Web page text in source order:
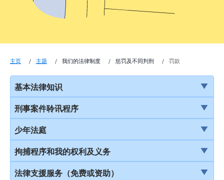
主页 主题 我们的法律制度 惩罚及不同判刑 罚款
基本法律知识
法治
香港法律来源
刑事诉讼及民事诉讼
事务律师与大律师
刑事案件聆讯程序
刑事案件一般聆讯程序
经公诉程序定罪及经简易程序定罪
首次聆讯
少年法庭
少年法庭的司法管辖权
保护少年罪犯
拘捕程序和我的权利及义务
引言
法律支援服务（免费或资助）